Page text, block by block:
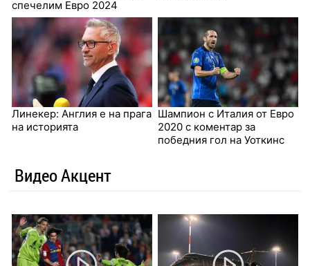
спечелим Евро 2024
Линекер: Англия е на прага
на историята
Шампион с Италия от Евро
2020 с коментар за
победния гол на Уоткинс
Видео Акцент